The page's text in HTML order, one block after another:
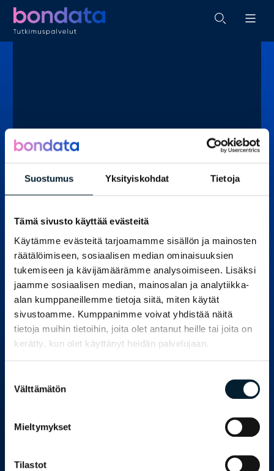
Suostumus Yksityiskohdat Tietoja
Tämä sivusto käyttää evästeitä
Käytämme evästeitä tarjoamamme sisällön ja mainosten
räätälöimiseen, sosiaalisen median ominaisuuksien
tukemiseen ja kävijämäärämme analysoimiseen. Lisäksi
jaamme sosiaalisen median, mainosalan ja analytiikka-
alan kumppaneillemme tietoja siitä, miten käytät
sivustoamme. Kumppanimme voivat yhdistää näitä
tietoja muihin tietoihin, joita olet antanut heille tai joita on
kerätty, kun olet käyttänyt heidän palvelujaan.
valinta
Välttämätön
Mieltymykset
Tilastot
JUKKA ARO
Asiakkuuspäällikkö
jukka.aro@bondata.fi
+358 40 062 2127
Bondata tutkimuspalvelut